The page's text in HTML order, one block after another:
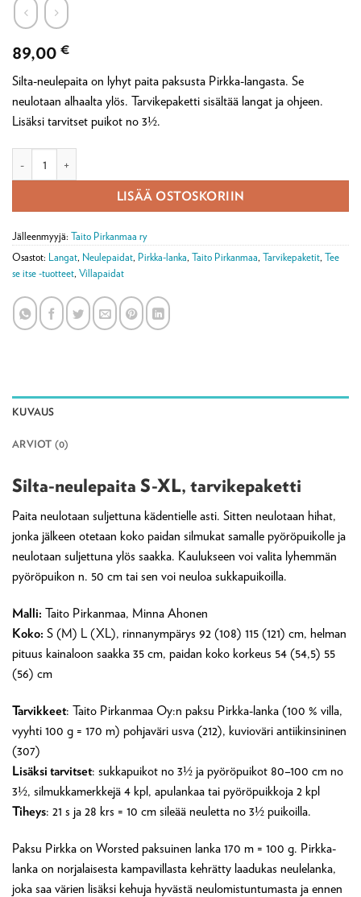
89,00 €
Silta-neulepaita on lyhyt paita paksusta Pirkka-langasta. Se
neulotaan alhaalta ylös. Tarvikepaketti sisältää langat ja ohjeen.
Lisäksi tarvitset puikot no 3½.
LISÄÄ OSTOSKORIIN
Jälleenmyyjä: Taito Pirkanmaa ry
Osastot: Langat, Neulepaidat, Pirkka-lanka, Taito Pirkanmaa, Tarvikepaketit, Tee
se itse -tuotteet, Villapaidat
KUVAUS
ARVIOT (0)
Silta-neulepaita S-XL, tarvikepaketti
Paita neulotaan suljettuna kädentielle asti. Sitten neulotaan hihat,
jonka jälkeen otetaan koko paidan silmukat samalle pyöröpuikolle ja
neulotaan suljettuna ylös saakka. Kaulukseen voi valita lyhemmän
pyöröpuikon n. 50 cm tai sen voi neuloa sukkapuikoilla.
Malli: Taito Pirkanmaa, Minna Ahonen
Koko: S (M) L (XL), rinnanympärys 92 (108) 115 (121) cm, helman
pituus kainaloon saakka 35 cm, paidan koko korkeus 54 (54,5) 55
(56) cm
Tarvikkeet: Taito Pirkanmaa Oy:n paksu Pirkka-lanka (100 % villa,
vyyhti 100 g = 170 m) pohjaväri usva (212), kuvioväri antiikinsininen
(307)
Lisäksi tarvitset: sukkapuikot no 3½ ja pyöröpuikot 80–100 cm no
3½, silmukkamerkkejä 4 kpl, apulankaa tai pyöröpuikkoja 2 kpl
Tiheys: 21 s ja 28 krs = 10 cm sileää neuletta no 3½ puikoilla.
Paksu Pirkka on Worsted paksuinen lanka 170 m = 100 g. Pirkka-
lanka on norjalaisesta kampavillasta kehrätty laadukas neulelanka,
joka saa värien lisäksi kehuja hyvästä neulomistuntumasta ja ennen